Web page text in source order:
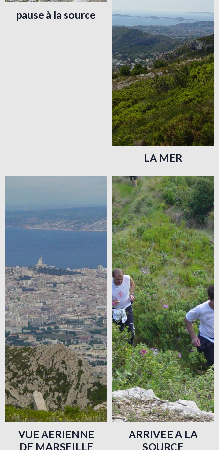
pause à la source
LA MER
VUE AERIENNE
DE MARSEILLE
ARRIVEE A LA
SOURCE